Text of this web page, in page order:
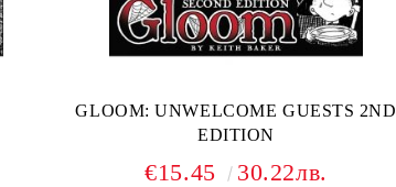
GLOOM: UNWELCOME GUESTS 2ND
EDITION
€15.45 30.22лв.